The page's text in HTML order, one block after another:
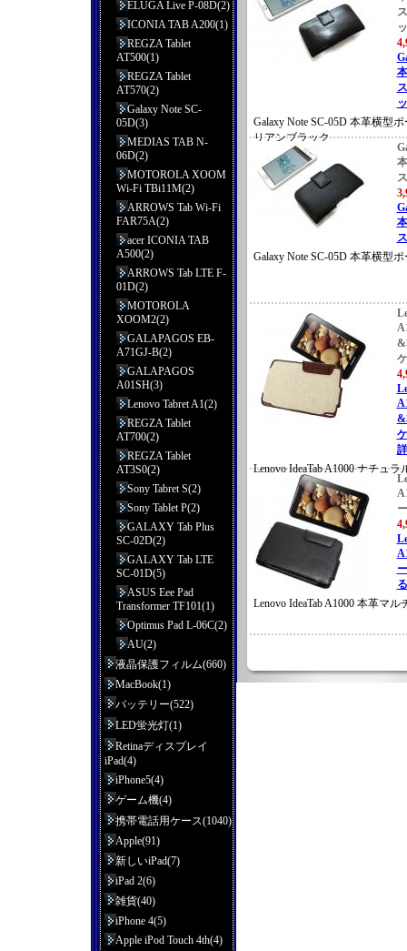
Galaxy Note SC-05D 本革横型
リアンブラック
ス
Galaxy Note SC-05D 本革横型
&
&
Lenovo IdeaTab A1000 ナチュ
ーチケース【数量限定 】
Lenovo IdeaTab A1000 本革マ
ELUGA Live P-08D(2)
ICONIA TAB A200(1)
REGZA Tablet
AT500(1)
REGZA Tablet
AT570(2)
Galaxy Note SC-
05D(3)
MEDIAS TAB N-
06D(2)
MOTOROLA XOOM
Wi-Fi TBi11M(2)
ARROWS Tab Wi-Fi
FAR75A(2)
acer ICONIA TAB
A500(2)
ARROWS Tab LTE F-
01D(2)
MOTOROLA
XOOM2(2)
GALAPAGOS EB-
A71GJ-B(2)
GALAPAGOS
A01SH(3)
Lenovo Tabret A1(2)
REGZA Tablet
AT700(2)
REGZA Tablet
AT3S0(2)
Sony Tabret S(2)
Sony Tablet P(2)
GALAXY Tab Plus
SC-02D(2)
GALAXY Tab LTE
SC-01D(5)
ASUS Eee Pad
Transformer TF101(1)
Optimus Pad L-06C(2)
AU(2)
液晶保護フィルム(660)
MacBook(1)
バッテリー(522)
LED蛍光灯(1)
Retinaディスプレイ
iPad(4)
iPhone5(4)
ゲーム機(4)
携帯電話用ケース(1040)
Apple(91)
新しいiPad(7)
iPad 2(6)
雑貨(40)
iPhone 4(5)
Apple iPod Touch 4th(4)